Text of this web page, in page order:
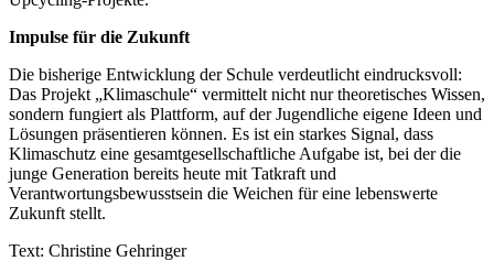
Impulse für die Zukunft
Die bisherige Entwicklung der Schule verdeutlicht eindrucksvoll:
Das Projekt „Klimaschule“ vermittelt nicht nur theoretisches Wissen,
sondern fungiert als Plattform, auf der Jugendliche eigene Ideen und
Lösungen präsentieren können. Es ist ein starkes Signal, dass
Klimaschutz eine gesamtgesellschaftliche Aufgabe ist, bei der die
junge Generation bereits heute mit Tatkraft und
Verantwortungsbewusstsein die Weichen für eine lebenswerte
Zukunft stellt.
Text: Christine Gehringer